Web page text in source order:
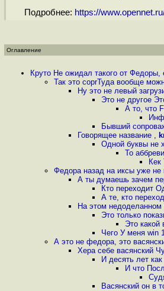
Подробнее: https://
Оглавление
Круто Не ожидал такого от Федоры,
Так это coprТуда вообще
Ну это не левый
Это не другое
А то, что
Бывший
Говорящее название ,
Одной буквы не
То
Федора назад на иксы уже не
А ты думаешь зачем
Кто переходит
А те, кто
На этом недоделанном
Это только
Это какой
Чего У меня win
А это не федора, это
Хера себе васянский
И десять лет
И что
Васянский он в